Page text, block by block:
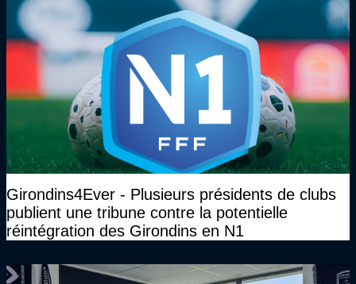
Girondins4Ever - Plusieurs présidents de clubs
publient une tribune contre la potentielle
réintégration des Girondins en N1